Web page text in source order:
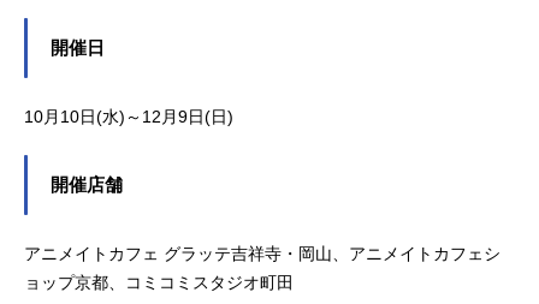
開催日
10月10日(水)～12月9日(日)
開催店舗
アニメイトカフェ グラッテ吉祥寺・岡山、アニメイトカフェシ
ョップ京都、コミコミスタジオ町田